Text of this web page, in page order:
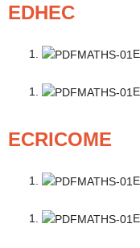
EDHEC
ECRICOME